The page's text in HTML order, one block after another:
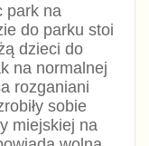
park na
do parku stoi
dzieci do
na normalnej
rozganiani
sobie
miejskiej na